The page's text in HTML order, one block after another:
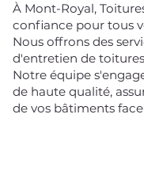
À Mont-Royal,
confiance pour tous
Nous offrons des
d'entretien de
Notre équipe
de haute qualité,
de vos bâtiments